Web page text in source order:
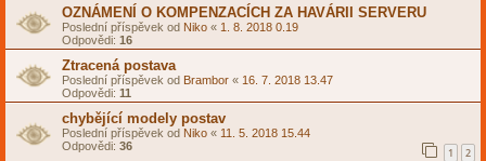
OZNÁMENÍ O KOMPENZACÍCH ZA HAVÁRII SERVERU
Poslední příspěvek od Niko « 1. 8. 2018 0.19
Odpovědi: 16
Ztracená postava
Poslední příspěvek od Brambor « 16. 7. 2018 13.47
Odpovědi: 11
chybějící modely postav
Poslední příspěvek od Niko « 11. 5. 2018 15.44
Odpovědi: 36 1 2